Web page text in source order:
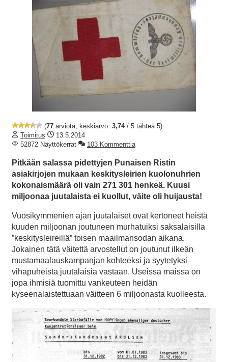
(77 arviota, keskiarvo: 3,74/ 5 tähteä 5)
Toimitus
13.5.2014
52872 Näyttökerrat
103 Kommenttia
Pitkään salassa pidettyjen Punaisen Ristin
asiakirjojen mukaan keskitysleirien kuolonuhrien
kokonaismäärä oli vain 271 301 henkeä. Kuusi
miljoonaa juutalaista ei kuollut, väite oli huijausta!
Vuosikymmenien ajan juutalaiset ovat kertoneet heistä
kuuden miljoonan joutuneen murhatuiksi saksalaisilla
”keskitysleireillä” toisen maailmansodan aikana.
Jokainen tätä väitettä arvostellut on joutunut ilkeän
mustamaalauskampanjan kohteeksi ja syytetyksi
vihapuheista juutalaisia vastaan. Useissa maissa on
jopa ihmisiä tuomittu vankeuteen heidän
kyseenalaistettuaan väitteen 6 miljoonasta kuolleesta.